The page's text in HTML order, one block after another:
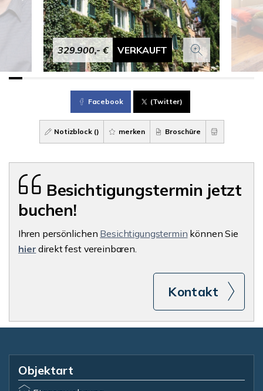
329.900,- € VERKAUFT
Facebook (Twitter)
Notizblock () merken Broschüre
Besichtigungstermin jetzt
buchen!
Ihren persönlichen Besichtigungstermin können Sie
hier direkt fest vereinbaren.
Kontakt
Objektart